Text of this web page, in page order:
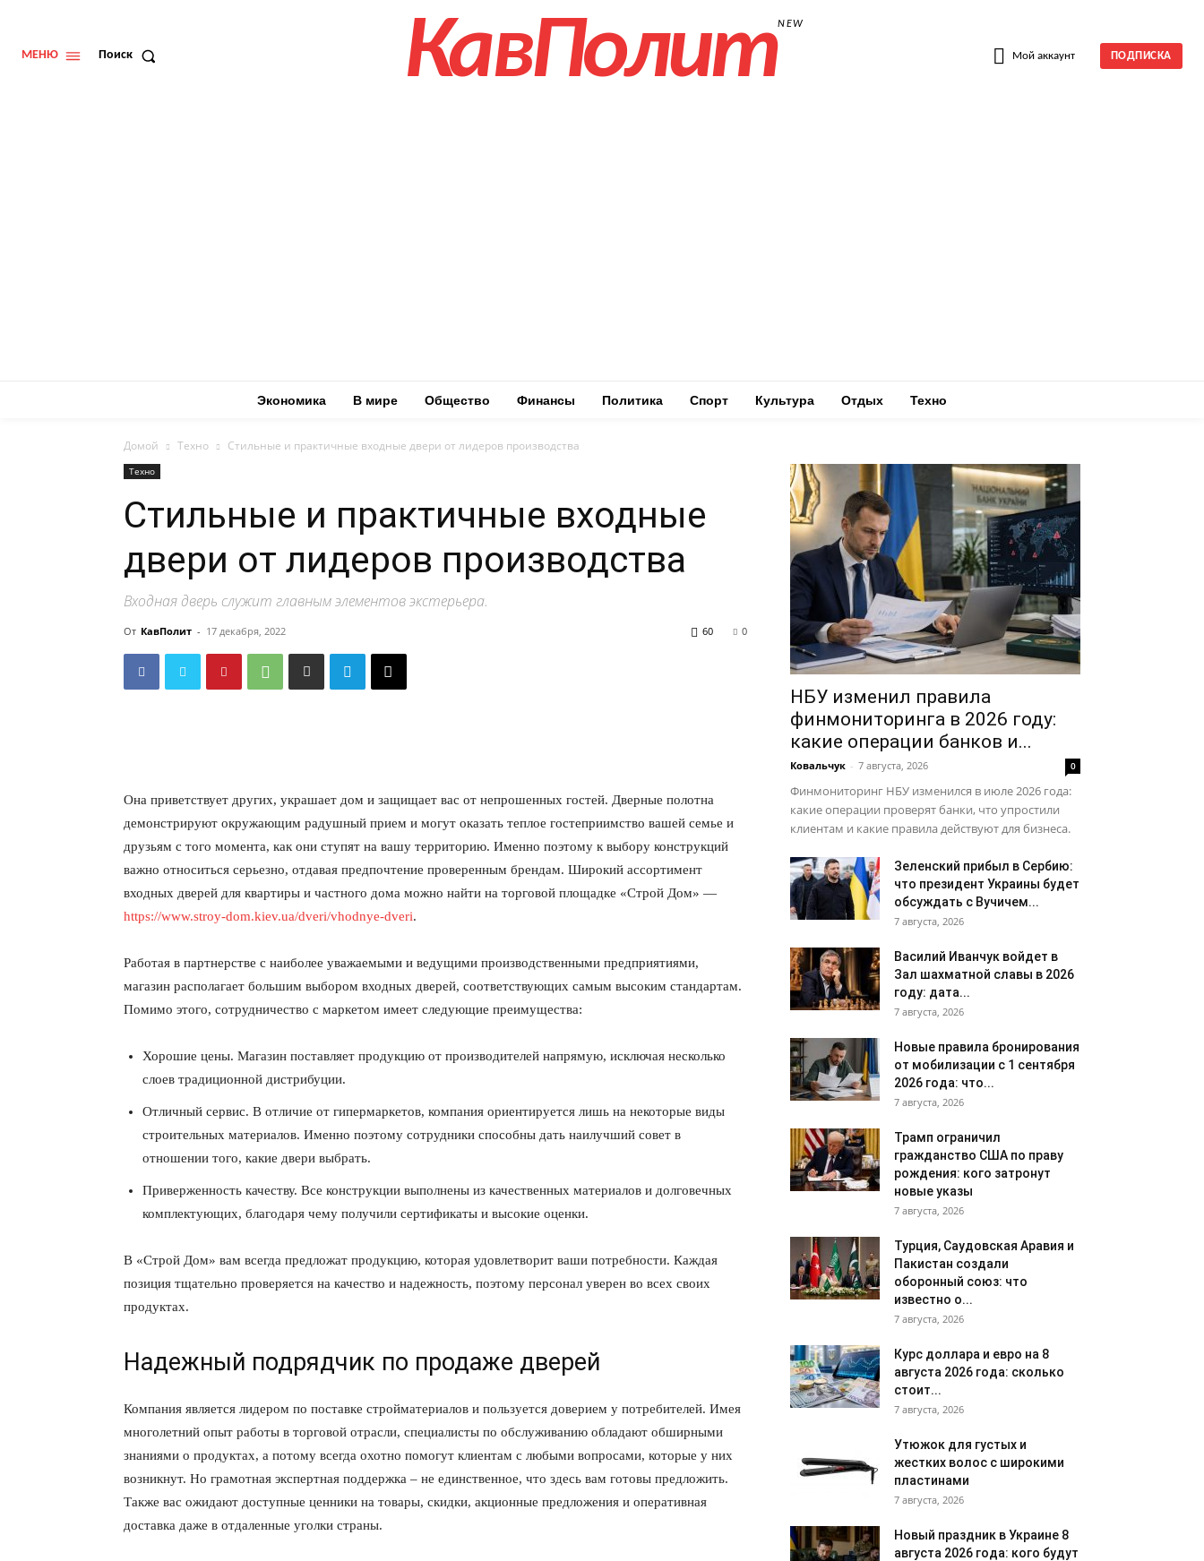
МЕНЮ Поиск КавПолитNEW
Мой аккаунт ПОДПИСКА
Экономика В мире Общество Финансы Политика Спорт Культура Отдых Техно
Домой Техно Стильные и практичные входные двери от лидеров производства
Техно
Стильные и практичные входные
двери от лидеров производства
Входная дверь служит главным элементов экстерьера.
От КавПолит - 17 декабря, 2022 0
60
Она приветствует других, украшает дом и защищает вас от непрошенных гостей. Дверные полотна
демонстрируют окружающим радушный прием и могут оказать теплое гостеприимство вашей семье и
друзьям с того момента, как они ступят на вашу территорию. Именно поэтому к выбору конструкций
важно относиться серьезно, отдавая предпочтение проверенным брендам. Широкий ассортимент
входных дверей для квартиры и частного дома можно найти на торговой площадке «Строй Дом» —
https://www.stroy-dom.kiev.ua/dveri/vhodnye-dveri.
Работая в партнерстве с наиболее уважаемыми и ведущими производственными предприятиями,
магазин располагает большим выбором входных дверей, соответствующих самым высоким стандартам.
Помимо этого, сотрудничество с маркетом имеет следующие преимущества:
Хорошие цены. Магазин поставляет продукцию от производителей напрямую, исключая несколько
слоев традиционной дистрибуции.
Отличный сервис. В отличие от гипермаркетов, компания ориентируется лишь на некоторые виды
строительных материалов. Именно поэтому сотрудники способны дать наилучший совет в
отношении того, какие двери выбрать.
Приверженность качеству. Все конструкции выполнены из качественных материалов и долговечных
комплектующих, благодаря чему получили сертификаты и высокие оценки.
В «Строй Дом» вам всегда предложат продукцию, которая удовлетворит ваши потребности. Каждая
позиция тщательно проверяется на качество и надежность, поэтому персонал уверен во всех своих
продуктах.
Надежный подрядчик по продаже дверей
Компания является лидером по поставке стройматериалов и пользуется доверием у потребителей. Имея
многолетний опыт работы в торговой отрасли, специалисты по обслуживанию обладают обширными
знаниями о продуктах, а потому всегда охотно помогут клиентам с любыми вопросами, которые у них
возникнут. Но грамотная экспертная поддержка – не единственное, что здесь вам готовы предложить.
Также вас ожидают доступные ценники на товары, скидки, акционные предложения и оперативная
доставка даже в отдаленные уголки страны.
НБУ изменил правила
финмониторинга в 2026 году:
какие операции банков и...
Ковальчук - 7 августа, 2026 0
Финмониторинг НБУ изменился в июле 2026 года:
какие операции проверят банки, что упростили
клиентам и какие правила действуют для бизнеса.
Зеленский прибыл в Сербию:
что президент Украины будет
обсуждать с Вучичем...
7 августа, 2026
Василий Иванчук войдет в
Зал шахматной славы в 2026
году: дата...
7 августа, 2026
Новые правила бронирования
от мобилизации с 1 сентября
2026 года: что...
7 августа, 2026
Трамп ограничил
гражданство США по праву
рождения: кого затронут
новые указы
7 августа, 2026
Турция, Саудовская Аравия и
Пакистан создали
оборонный союз: что
известно о...
7 августа, 2026
Курс доллара и евро на 8
августа 2026 года: сколько
стоит...
7 августа, 2026
Утюжок для густых и
жестких волос с широкими
пластинами
7 августа, 2026
Новый праздник в Украине 8
августа 2026 года: кого будут